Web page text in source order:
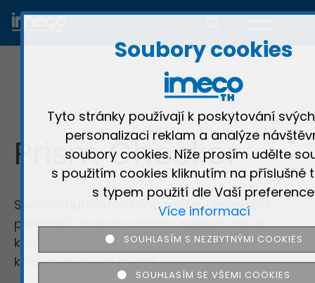
Prism Checker
Systém automatického měření hranolů /
polygonů. Vysoce stabilní měření úhlu a
kontroly optických hranolů, mnohoúhelníků,
klínů a úhlových měrek.
Soubory cookies
Tyto stránky používají k poskytování
personalizaci reklam a analýze
soubory cookies. Níže prosím udělte
s použitím cookies kliknutím na příslušné
s typem použití dle Vaší
Více informací
SOUHLASÍM S NEZBYTNÝMI COOKIES
SOUHLASÍM SE VŠEMI COOKIES